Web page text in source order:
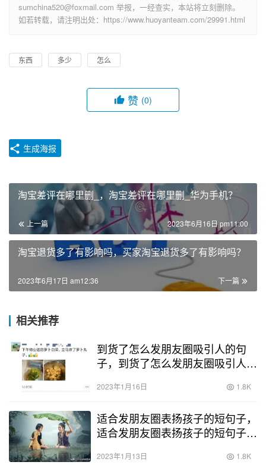
sumchina520@foxmail.com 举报，一经查实，本站将立刻删除。
如若转载，请注明出处：https://www.huoyanteam.com/29991.html
东西 多少 怎么
赞 (0)
生成海报
淘宝差评在哪里删_，淘宝差评在哪里删_华为手机？
上一篇 2023年6月16日 pm11:00
淘宝退货多了有影响吗，买家淘宝退货多了有影响吗？
下一篇
2023年6月17日 am12:36
相关推荐
到货了怎么发朋友圈吸引人的句
子，到货了怎么发朋友圈吸引人的
2023年1月16日 1.8K
适合发朋友圈表扬孩子的短句子，
适合发朋友圈表扬孩子的短句子图
2023年1月13日 1.8K